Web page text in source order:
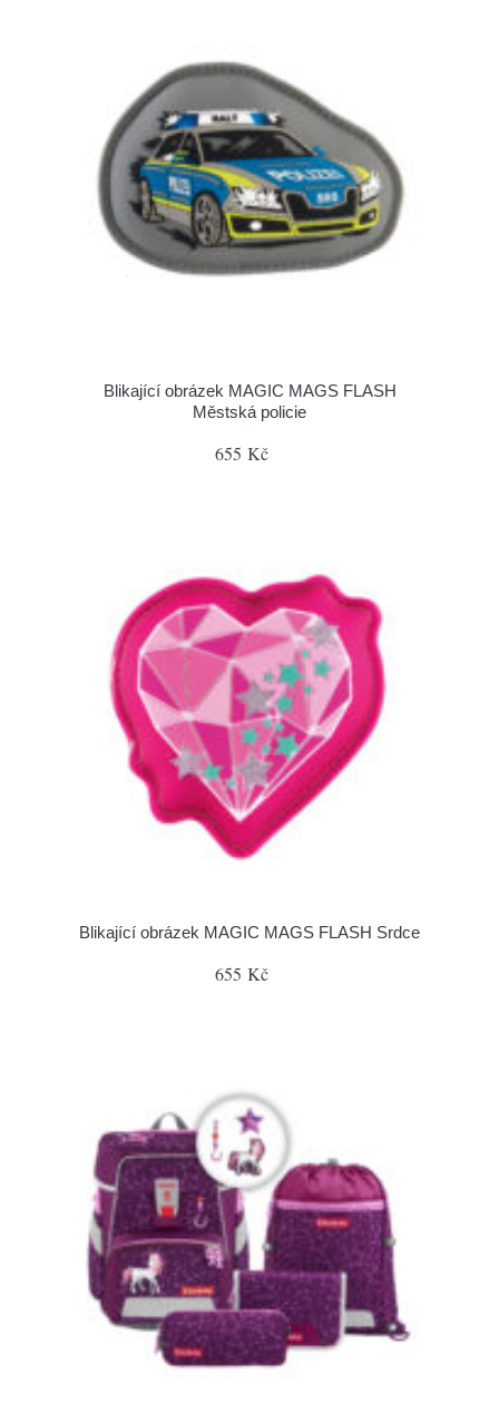
Blikající obrázek MAGIC MAGS FLASH
Městská policie
655 Kč
Blikající obrázek MAGIC MAGS FLASH Srdce
655 Kč